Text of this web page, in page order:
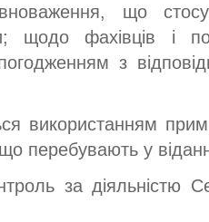
що
щодо фахівців і
з
використанням
перебувають у
за діяльністю